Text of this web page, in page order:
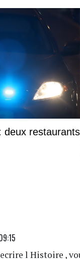
deux restaurants
l Histoire ,